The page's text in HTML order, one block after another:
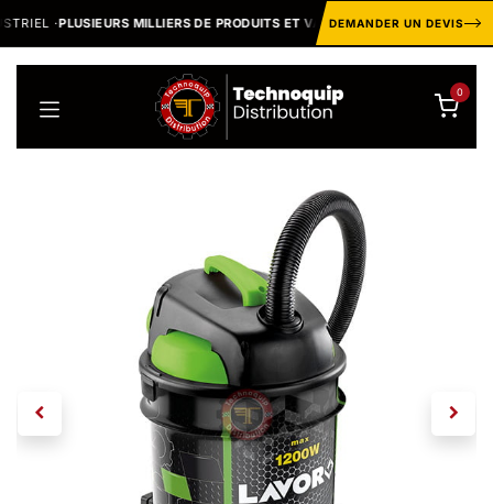
·PLUSIEURS MILLIERS DE PRODUITS ET VARIANTESDEMANDER UN DEVIS
0